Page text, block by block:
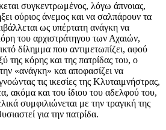
συγκεντρωμένος, λόγω άπνοιας,
ούριος άνεμος και να σαλπάρουν τα
ως υπέρτατη ανάγκη να
του αρχιστράτηγου των Αχαιών,
δίλημμα που αντιμετωπίζει, αφού
της κόρης και της πατρίδας του, ο
«ανάγκη» και αποφασίζει να
τις ικεσίες της Κλυταιμνήστρας,
ακόμα και του ίδιου του αδελφού του,
συμφιλιώνεται με την τραγική της
για την πατρίδα.